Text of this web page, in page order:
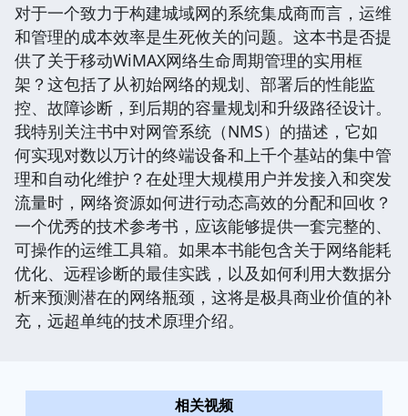
对于一个致力于构建城域网的系统集成商而言，运维
和管理的成本效率是生死攸关的问题。这本书是否提
供了关于移动WiMAX网络生命周期管理的实用框
架？这包括了从初始网络的规划、部署后的性能监
控、故障诊断，到后期的容量规划和升级路径设计。
我特别关注书中对网管系统（NMS）的描述，它如
何实现对数以万计的终端设备和上千个基站的集中管
理和自动化维护？在处理大规模用户并发接入和突发
流量时，网络资源如何进行动态高效的分配和回收？
一个优秀的技术参考书，应该能够提供一套完整的、
可操作的运维工具箱。如果本书能包含关于网络能耗
优化、远程诊断的最佳实践，以及如何利用大数据分
析来预测潜在的网络瓶颈，这将是极具商业价值的补
充，远超单纯的技术原理介绍。
相关视频